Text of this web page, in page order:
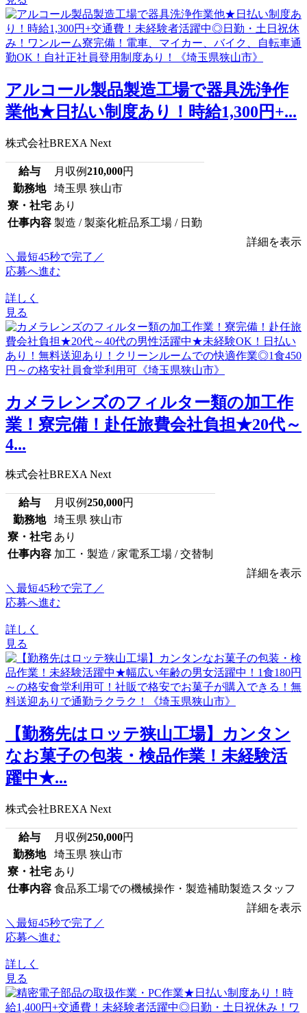
アルコール製品製造工場で器具洗浄作
業他★日払い制度あり！時給1,300円+...
株式会社BREXA Next
給与 月収例210,000円
勤務地
埼玉県 狭山市
寮・社宅 あり
仕事内容 製造 / 製薬化粧品系工場 / 日勤
詳細を表示
＼最短45秒で完了／
応募へ進む
詳しく
見る
カメラレンズのフィルター類の加工作
業！寮完備！赴任旅費会社負担★20代～
4...
株式会社BREXA Next
給与 月収例250,000円
勤務地
埼玉県 狭山市
寮・社宅 あり
仕事内容 加工・製造 / 家電系工場 / 交替制
詳細を表示
＼最短45秒で完了／
応募へ進む
詳しく
見る
【勤務先はロッテ狭山工場】カンタン
なお菓子の包装・検品作業！未経験活
躍中★...
株式会社BREXA Next
給与 月収例250,000円
勤務地
埼玉県 狭山市
寮・社宅 あり
仕事内容 食品系工場での機械操作・製造補助製造スタッフ
詳細を表示
＼最短45秒で完了／
応募へ進む
詳しく
見る